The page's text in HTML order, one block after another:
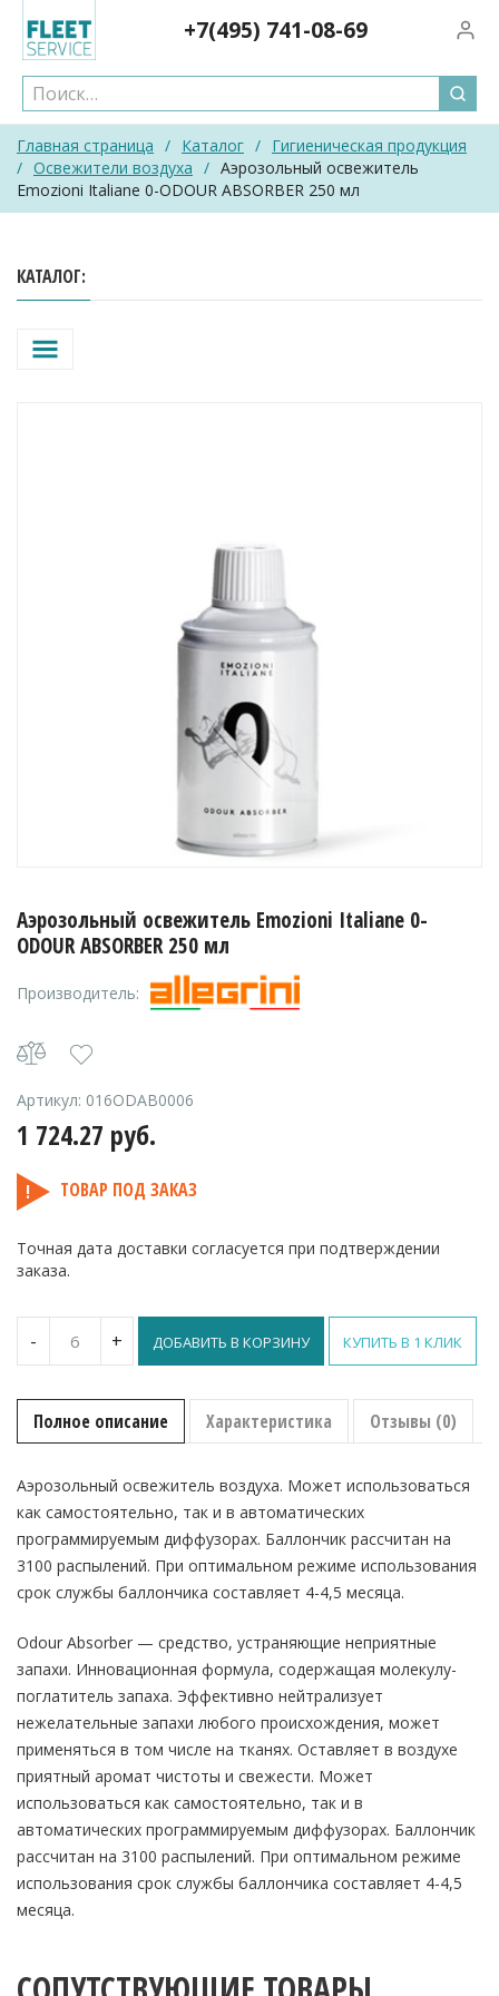
content
+7(495) 741-08-69
Главная страница / Каталог / Гигиеническая продукция
/ Освежители воздуха / Аэрозольный освежитель
Emozioni Italiane 0-ODOUR ABSORBER 250 мл
Аэрозольный освежитель Emozioni Italiane 0-
ODOUR ABSORBER 250 мл
Производитель:
Артикул: 016ODAB0006
1 724.27 руб.
ТОВАР ПОД ЗАКАЗ
Точная дата доставки согласуется при подтверждении
заказа.
-
Аэрозольный
освежитель
0-
ABSORBER
250
мл
+ ДОБАВИТЬ В КОРЗИНУ КУПИТЬ В 1 КЛИК
Полное описание Характеристика Отзывы (0)
Аэрозольный освежитель воздуха. Может использоваться
как самостоятельно, так и в автоматических
программируемым диффузорах. Баллончик рассчитан на
3100 распылений. При оптимальном режиме использования
срок службы баллончика составляет 4-4,5 месяца.
Odour Absorber — средство, устраняющие неприятные
запахи. Инновационная формула, содержащая молекулу-
поглатитель запаха. Эффективно нейтрализует
нежелательные запахи любого происхождения, может
применяться в том числе на тканях. Оставляет в воздухе
приятный аромат чистоты и свежести. Может
использоваться как самостоятельно, так и в
автоматических программируемым диффузорах. Баллончик
рассчитан на 3100 распылений. При оптимальном режиме
использования срок службы баллончика составляет 4-4,5
месяца.
КАТАЛОГ